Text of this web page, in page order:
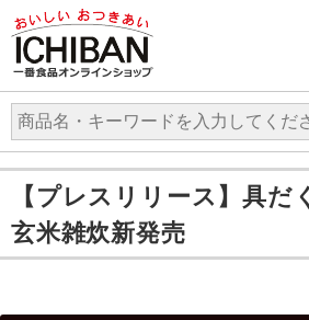
【プレスリリース】具だ
玄米雑炊新発売